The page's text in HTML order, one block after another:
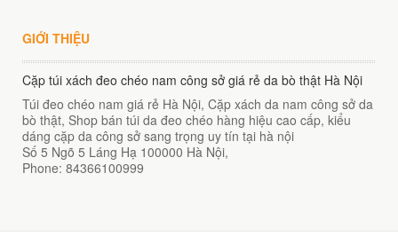
GIỚI THIỆU
Cặp túi xách đeo chéo nam công sở giá rẻ da bò thật Hà Nội
Túi đeo chéo nam giá rẻ Hà Nội, Cặp xách da nam công sở da
bò thật, Shop bán túi da đeo chéo hàng hiệu cao cấp, kiểu
dáng cặp da công sở sang trọng uy tín tại hà nội
Số 5 Ngõ 5 Láng Hạ 100000 Hà Nội,
Phone: 84366100999